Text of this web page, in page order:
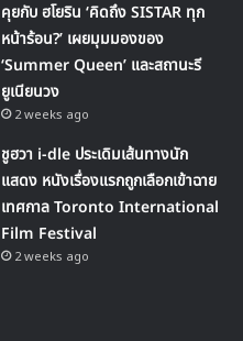
คุยกับ ฮโยริน ‘คิดถึง SISTAR ทุก
หน้าร้อน?’ เผยมุมมองของ
‘Summer Queen’ และสถานะรี
ยูเนียนวง
2 weeks ago
ชูฮวา i-dle ประเดิมเส้นทางนัก
แสดง หนังเรื่องแรกถูกเลือกเข้าฉาย
เทศกาล Toronto International
Film Festival
2 weeks ago